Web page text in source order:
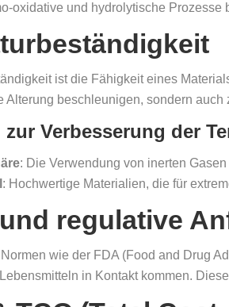
oxidative und hydrolytische
ist die Fähigkeit eines
Alterung beschleunigen, sondern
zur Verbesserung der
: Die Verwendung von inerten
: Hochwertige Materialien, die für
regulative
wie der FDA (Food and Drug
in Kontakt kommen.